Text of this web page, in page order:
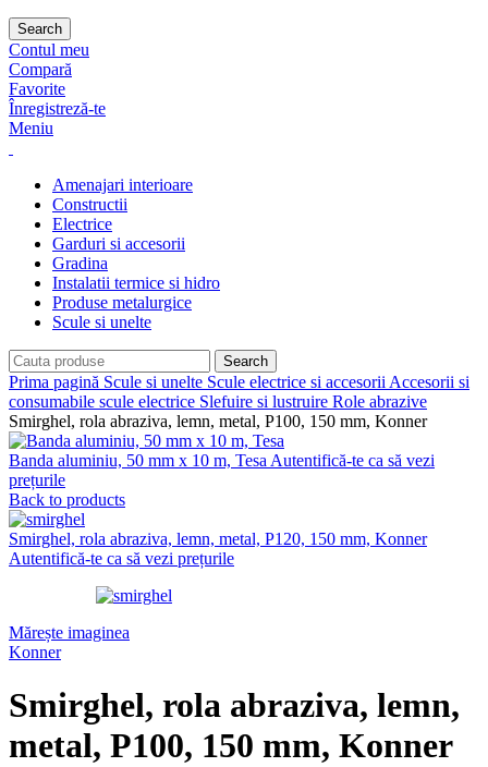
Search
Contul meu
Compară
Favorite
Înregistreză-te
Meniu
Amenajari interioare
Constructii
Electrice
Garduri si accesorii
Gradina
Instalatii termice si hidro
Produse metalurgice
Scule si unelte
Search
Prima pagină Scule si unelte Scule electrice si accesorii Accesorii si
consumabile scule electrice Slefuire si lustruire Role abrazive
Smirghel, rola abraziva, lemn, metal, P100, 150 mm, Konner
Banda aluminiu, 50 mm x 10 m, Tesa Autentifică-te ca să vezi
prețurile
Back to products
Smirghel, rola abraziva, lemn, metal, P120, 150 mm, Konner
Autentifică-te ca să vezi prețurile
Mărește imaginea
Konner
Smirghel, rola abraziva, lemn,
metal, P100, 150 mm, Konner